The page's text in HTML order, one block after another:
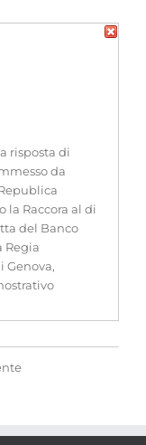
risposta di
da
la Raccora al di
del Banco
Regia
Genova,